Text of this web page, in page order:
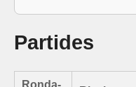
Partides
Ronda-